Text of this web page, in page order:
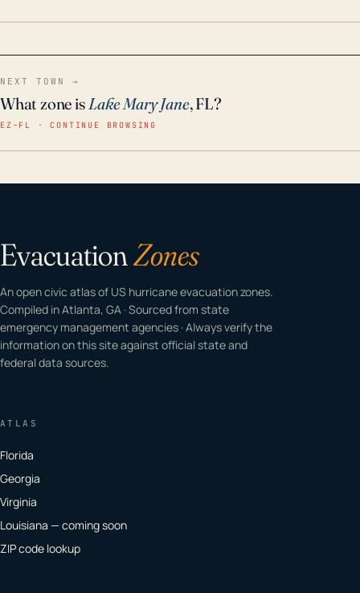
en situaciones de emergencia.
NEXT TOWN →
What zone isLake Mary Jane, FL?
EZ–FL · CONTINUE BROWSING
EvacuationZones
An open civic atlas of US hurricane evacuation zones.
Compiled in Atlanta, GA · Sourced from state
emergency management agencies · Always verify the
information on this site against official state and
federal data sources.
ATLAS
Florida
Georgia
Virginia
Louisiana — coming soon
ZIP code lookup